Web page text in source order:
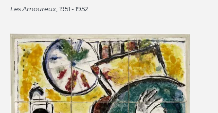
Les Amoureux, 1951 - 1952